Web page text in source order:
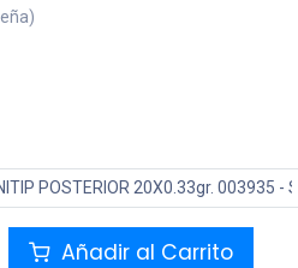
Añadir al Carrito